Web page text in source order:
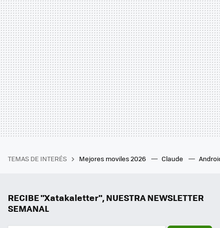
TEMAS DE INTERÉS Mejores moviles 2026 Claude
RECIBE "Xatakaletter", NUESTRA NEWSLETTER
SEMANAL